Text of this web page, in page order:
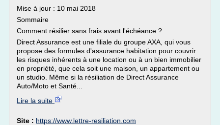
Mise à jour : 10 mai 2018
Sommaire
Comment résilier sans frais avant l'échéance ?
Direct Assurance est une filiale du groupe AXA, qui vous
propose des formules d'assurance habitation pour couvrir
les risques inhérents à une location ou à un bien immobilier
en propriété, que cela soit une maison, un appartement ou
un studio. Même si la résiliation de Direct Assurance
Auto/Moto et Santé...
Lire la suite
Site : https://www.lettre-resiliation.com